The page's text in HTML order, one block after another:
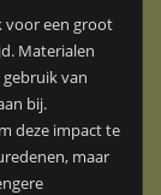
voor een groot
Materialen
van
bij.
deze impact te
maar